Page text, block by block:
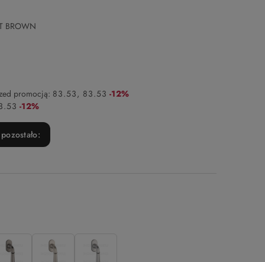
BROWN
promocją: 83.53 83.53 Rabat:
-12%
Rabat:
-12%